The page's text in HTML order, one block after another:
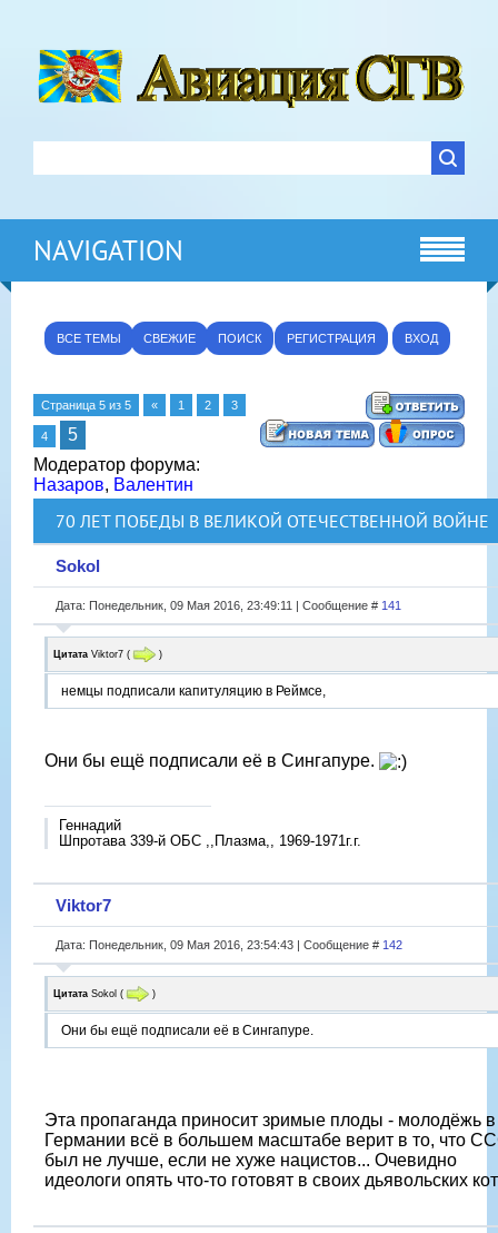
NAVIGATION
ВСЕ ТЕМЫ СВЕЖИЕ ПОИСК РЕГИСТРАЦИЯ ВХОД
Страница 5 из 5 « 1 2 3
4
5
Модератор форума:
Назаров, Валентин
70 ЛЕТ ПОБЕДЫ В ВЕЛИКОЙ ОТЕЧЕСТВЕННОЙ ВОЙНЕ
Sokol
Дата: Понедельник, 09 Мая 2016, 23:49:11 | Сообщение # 141
Цитата Viktor7 ( )
немцы подписали капитуляцию в Реймсе,
Они бы ещё подписали её в Сингапуре.
Геннадий
Шпротава 339-й ОБС ,,Плазма,, 1969-1971г.г.
Viktor7
Дата: Понедельник, 09 Мая 2016, 23:54:43 | Сообщение # 142
Цитата Sokol ( )
Они бы ещё подписали её в Сингапуре.
Эта пропаганда приносит зримые плоды - молодёжь в
Германии всё в большем масштабе верит в то, что
был не лучше, если не хуже нацистов... Очевидно
идеологи опять что-то готовят в своих дьявольских